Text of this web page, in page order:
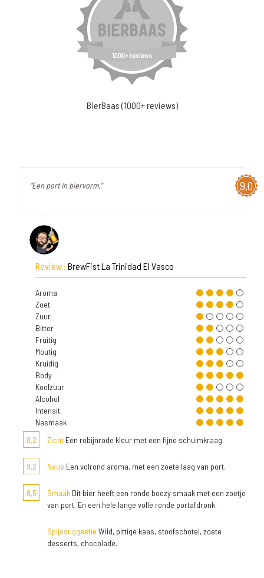
BierBaas (1000+ reviews)
9,0
"Een port in biervorm."
Review : BrewFist La Trinidad El Vasco
Aroma
Zoet
Zuur
Bitter
Fruitig
Moutig
Kruidig
Body
Koolzuur
Alcohol
Intensit.
Nasmaak
8,2
Zicht Een robijnrode kleur met een fijne schuimkraag.
9,2 Neus Een volrond aroma, met een zoete laag van port.
9,5 Smaak Dit bier heeft een ronde boozy smaak met een zoetje
van port. En een hele lange volle ronde portafdronk.
Spijssuggestie Wild, pittige kaas, stoofschotel, zoete
desserts, chocolade.